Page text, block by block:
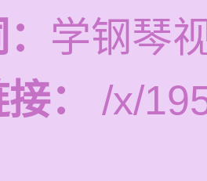
学钢琴
：
/x/